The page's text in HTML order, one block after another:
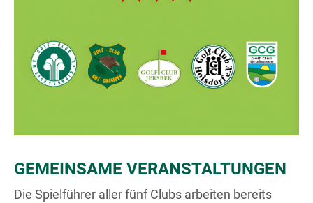
GEMEINSAME VERANSTALTUNGEN
Die Spielführer aller fünf Clubs arbeiten bereits